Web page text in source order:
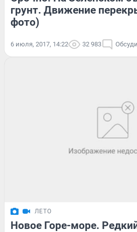
грунт. Движение
фото)
6 июля, 2017, 14:22 32 983
ЛЕТО
Новое Горе-море.